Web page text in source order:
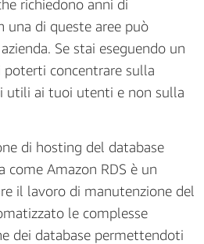
richiedono anni di
una di queste aree può
Se stai eseguendo un
poterti concentrare sulla
utili ai tuoi utenti e non sulla
di hosting del database
Amazon RDS è un
il lavoro di manutenzione del
le complesse
dei database permettendoti